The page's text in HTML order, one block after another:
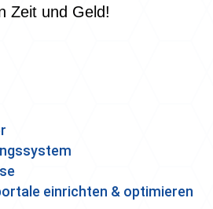
Zeit und Geld!
einrichten & optimieren